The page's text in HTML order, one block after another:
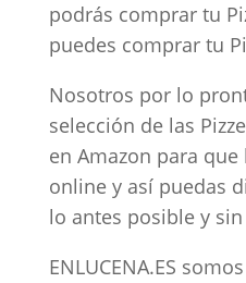
podrás comprar tu
puedes comprar tu
Nosotros por lo
selección de las
en Amazon para
online y así puedas
lo antes posible y
ENLUCENA.ES